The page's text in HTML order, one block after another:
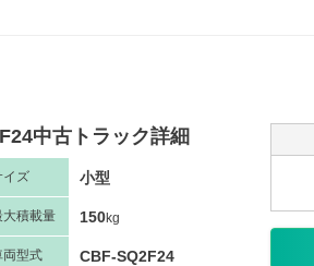
中古トラック詳細
イズ 小型
大積載量 150kg
両型式 CBF-SQ2F24